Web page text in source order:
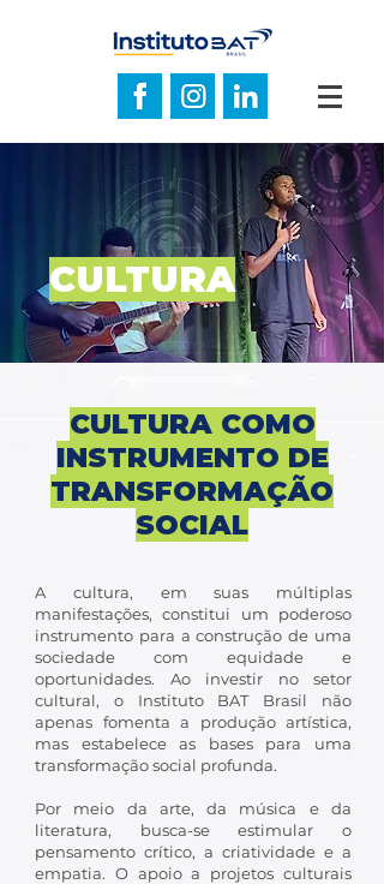
CULTURA
CULTURA COMO
INSTRUMENTO DE
TRANSFORMAÇÃO
SOCIAL
A cultura, em suas múltiplas
manifestações, constitui um poderoso
instrumento para a construção de uma
sociedade com equidade e
oportunidades. Ao investir no setor
cultural, o Instituto BAT Brasil não
apenas fomenta a produção artística,
mas estabelece as bases para uma
transformação social profunda.
Por meio da arte, da música e da
literatura, busca-se estimular o
pensamento crítico, a criatividade e a
empatia. O apoio a projetos culturais